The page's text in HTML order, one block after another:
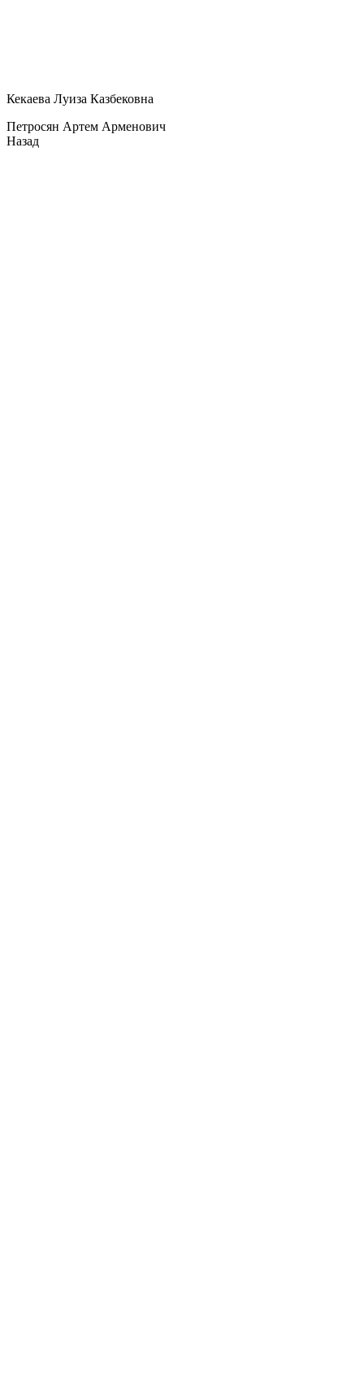
Кекаева Луиза Казбековна
Петросян Артем Арменович
Назад